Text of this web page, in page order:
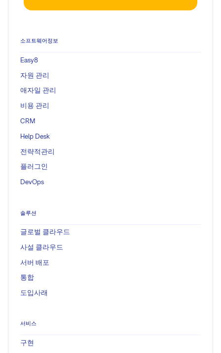
소프트웨어정보
Easy8
자원 관리
애자일 관리
비용 관리
CRM
Help Desk
전략적관리
플러그인
DevOps
솔루션
글로벌 클라우드
사설 클라우드
서버 배포
통합
도입사래
서비스
구현